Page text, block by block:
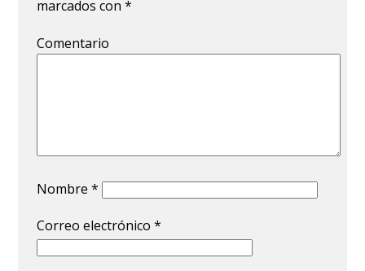
marcados con*
Comentario
Nombre*
Correo electrónico*